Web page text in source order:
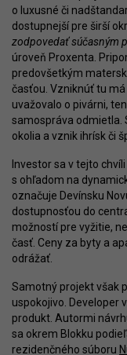
o luxusné či
dostupnejší pre širší
zodpovedať súčasným
úroveň Proxenta.
predovšetkým
časťou. Vzniknúť tu
uvažovalo o pivárni,
samospráva odmietla.
okolia a vznik ihrísk či
Investor sa v tejto
s ohľadom na
označuje Devínsku
dostupnosťou do
možností pre vyžitie,
časť. Ceny za byty a
odrážať.
Samotný projekt však
uspokojivo. Developer
produkt. Autormi
sa okrem Blokku
rezidenčného súboru